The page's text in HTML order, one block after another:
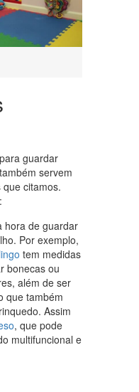
guardar
servem
citamos.
hora de guardar
Por exemplo,
tem medidas
bonecas ou
além de ser
que também
Assim
, que pode
multifuncional e